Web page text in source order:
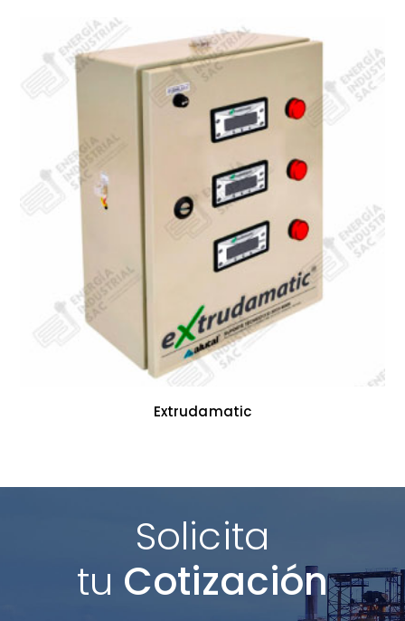
Extrudamatic
Solicita
tu Cotización